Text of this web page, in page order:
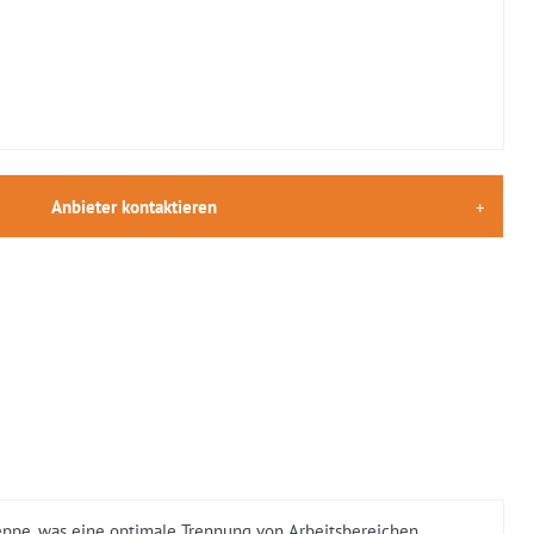
Anbieter kontaktieren